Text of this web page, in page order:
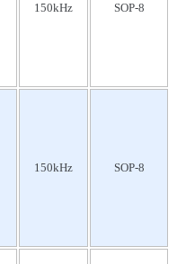
150kHz SOP-8
150kHz SOP-8